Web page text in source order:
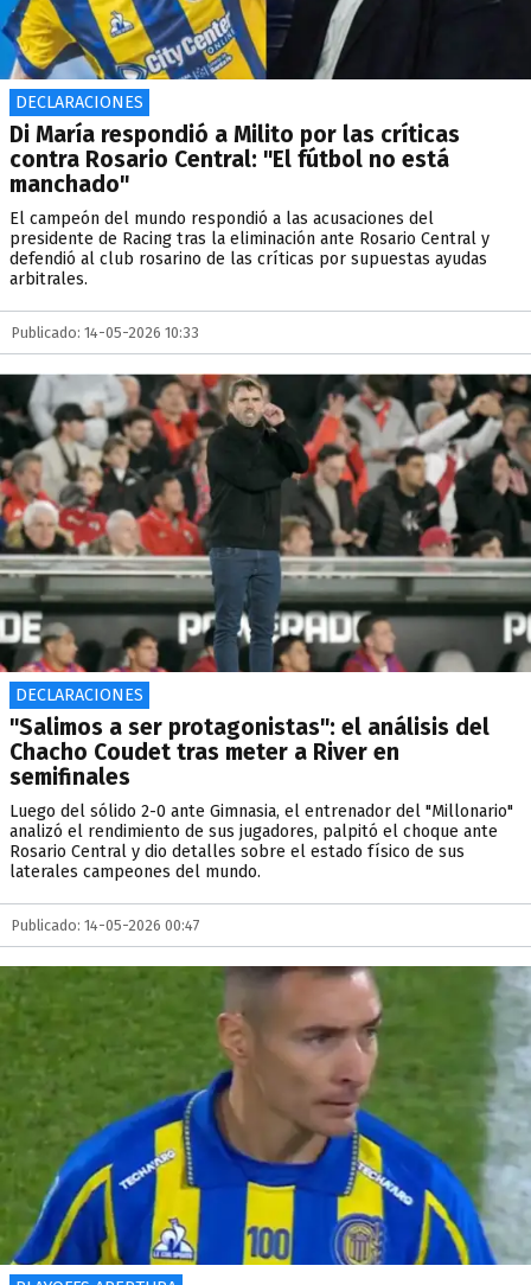
DECLARACIONES
Di María respondió a Milito por las críticas
contra Rosario Central: "El fútbol no está
manchado"
El campeón del mundo respondió a las acusaciones del
presidente de Racing tras la eliminación ante Rosario Central y
defendió al club rosarino de las críticas por supuestas ayudas
arbitrales.
Publicado: 14-05-2026 10:33
DECLARACIONES
"Salimos a ser protagonistas": el análisis del
Chacho Coudet tras meter a River en
semifinales
Luego del sólido 2-0 ante Gimnasia, el entrenador del "Millonario"
analizó el rendimiento de sus jugadores, palpitó el choque ante
Rosario Central y dio detalles sobre el estado físico de sus
laterales campeones del mundo.
Publicado: 14-05-2026 00:47